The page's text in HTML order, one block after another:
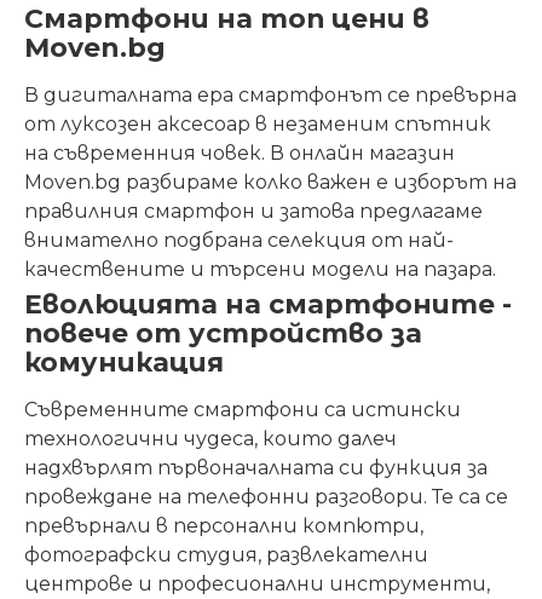
Смартфони на топ цени в
Moven.bg
В дигиталната ера смартфонът се превърна
от луксозен аксесоар в незаменим спътник
на съвременния човек. В онлайн магазин
Moven.bg разбираме колко важен е изборът на
правилния смартфон и затова предлагаме
внимателно подбрана селекция от най-
качествените и търсени модели на пазара.
Еволюцията на смартфоните -
повече от устройство за
комуникация
Съвременните смартфони са истински
технологични чудеса, които далеч
надхвърлят първоначалната си функция за
провеждане на телефонни разговори. Те са се
превърнали в персонални компютри,
фотографски студия, развлекателни
центрове и професионални инструменти,